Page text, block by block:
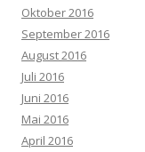
Oktober 2016
September 2016
August 2016
Juli 2016
Juni 2016
Mai 2016
April 2016